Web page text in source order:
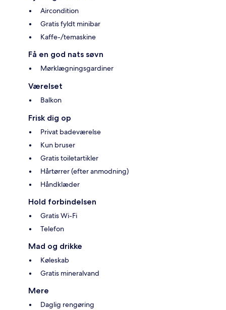
Aircondition
Gratis fyldt minibar
Kaffe-/temaskine
Få en god nats søvn
Mørklægningsgardiner
Værelset
Balkon
Frisk dig op
Privat badeværelse
Kun bruser
Gratis toiletartikler
Hårtørrer (efter anmodning)
Håndklæder
Hold forbindelsen
Gratis Wi-Fi
Telefon
Mad og drikke
Køleskab
Gratis mineralvand
Mere
Daglig rengøring